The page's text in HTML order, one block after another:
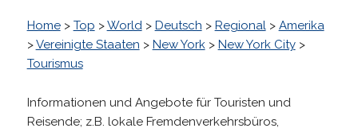
Home> Top >World> Deutsch > Regional> Amerika
>Vereinigte Staaten > New York> New York City>
Tourismus
Informationen und Angebote für Touristen und
Reisende; z.B. lokale Fremdenverkehrsbüros,